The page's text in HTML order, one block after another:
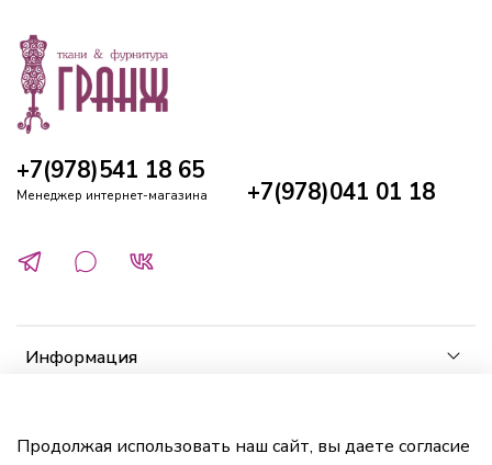
Информация
+7(978)541 18 65
Менеджер интернет-магазина +7(978)041 01 18
Продолжая использовать наш сайт, вы даете согласие